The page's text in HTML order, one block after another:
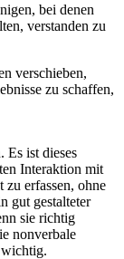
bei denen
verstanden zu
verschieben,
zu schaffen,
Es ist dieses
Interaktion mit
erfassen, ohne
gut gestalteter
sie richtig
nonverbale